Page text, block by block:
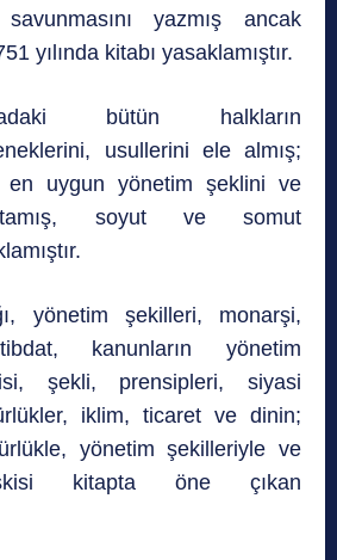
yazmış ancak
yılında kitabı yasaklamıştır.
bütün halkların
usullerini ele almış;
uygun yönetim şeklini ve
soyut ve somut
yönetim şekilleri, monarşi,
kanunların yönetim
şekli, prensipleri, siyasi
iklim, ticaret ve dinin;
yönetim şekilleriyle ve
kitapta öne çıkan